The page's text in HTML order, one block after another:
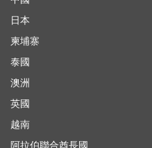
日本
柬埔寨
泰國
澳洲
英國
越南
阿拉伯聯合酋長國